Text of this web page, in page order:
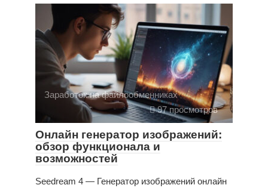
Заработок на файлообменниках
97 просмотров
Онлайн генератор изображений:
обзор функционала и
возможностей
Seedream 4 — Генератор изображений онлайн